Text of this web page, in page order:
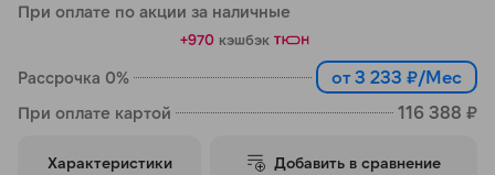
При оплате по акции за наличные
+970 кэшбэк
Рассрочка 0% от 3 233 ₽/Мес
При оплате картой 116 388 ₽
Характеристики Добавить в сравнение
Оставшиеся 75 % будут
списыватьсяс вашей карты
Подробнее